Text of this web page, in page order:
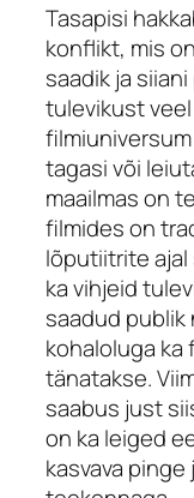
Tasapisi
konflikt, mis
saadik ja
tulevikust veel
tagasi või
maailmas on
filmides on
lõputiitrite ajal
ka vihjeid
saadud publik
kohaloluga
tänatakse.
saabus just
on ka leiged
kasvava